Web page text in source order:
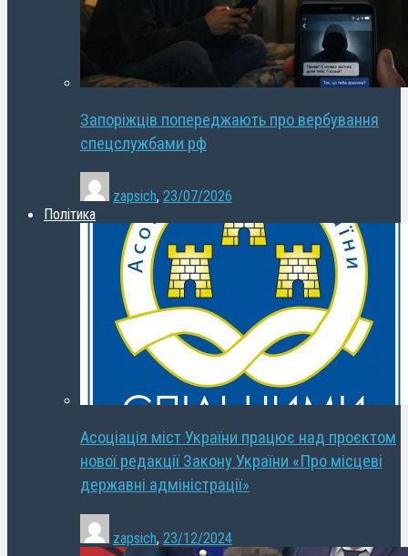
Запоріжців попереджають про вербування
спецслужбами рф
zapsich, 23/07/2026
Політика
Асоціація міст України працює над проєктом
нової редакції Закону України «Про місцеві
державні адміністрації»
zapsich, 23/12/2024